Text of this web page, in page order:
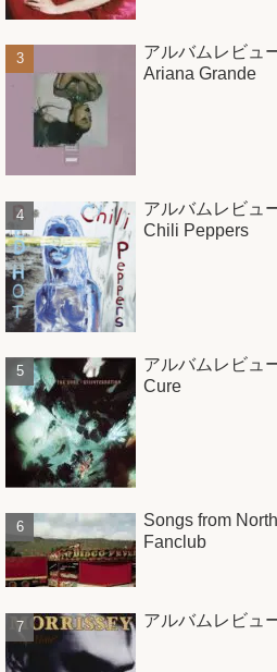
アルバムレビュ
Ariana Grande
アルバムレビュ
Chili Peppers
アルバムレビュ
Cure
Songs from
Fanclub
アルバムレビュ